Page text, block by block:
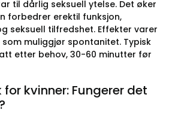
til dårlig seksuell ytelse. Det øker
forbedrer erektil funksjon,
seksuell tilfredshet. Effekter varer
muliggjør spontanitet. Typisk
etter behov, 30-60 minutter før
kvinner: Fungerer det